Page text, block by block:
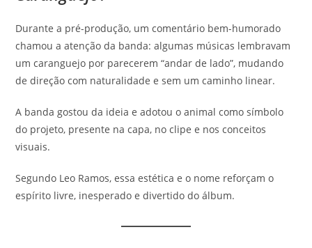
Durante a pré-produção, um comentário bem-humorado
chamou a atenção da banda: algumas músicas lembravam
um caranguejo por parecerem “andar de lado”, mudando
de direção com naturalidade e sem um caminho linear.
A banda gostou da ideia e adotou o animal como símbolo
do projeto, presente na capa, no clipe e nos conceitos
visuais.
Segundo Leo Ramos, essa estética e o nome reforçam o
espírito livre, inesperado e divertido do álbum.